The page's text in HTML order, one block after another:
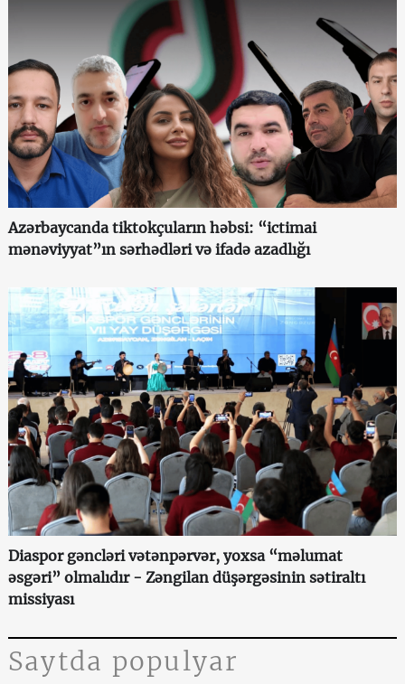
Azərbaycanda tiktokçuların həbsi: “ictimai
mənəviyyat”ın sərhədləri və ifadə azadlığı
Diaspor gəncləri vətənpərvər, yoxsa “məlumat
əsgəri” olmalıdır - Zəngilan düşərgəsinin sətiraltı
missiyası
Saytda populyar